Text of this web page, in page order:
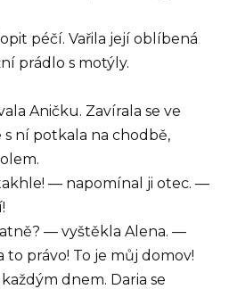
péčí. Vařila její oblíbená
prádlo s motýly.
Aničku. Zavírala se ve
s ní potkala na chodbě,
— napomínal ji otec. —
— vyštěkla Alena. —
to právo! To je můj domov!
dnem. Daria se